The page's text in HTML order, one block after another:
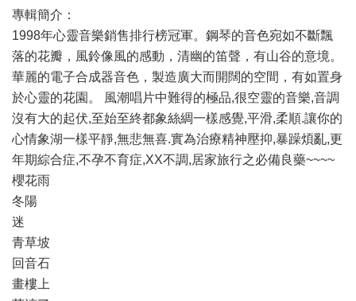
專輯簡介：
1998年心靈音樂銷售排行榜冠軍。鋼琴的音色宛如不斷飄
落的花瓣，風鈴像風的感動，清幽的笛聲，有山谷的意境。
華麗的電子合成器音色，製造廣大而開闊的空間，有如置身
於心靈的花園。 風潮唱片中難得的極品,很空靈的音樂,音調
沒有大的起伏,至始至終都象絲綢一樣感覺,平滑,柔順.讓你的
心情象湖一樣平靜,無悲無喜.實為治療精神壓抑,暴躁煩亂,更
年期綜合症,不孕不育症,XX不調,居家旅行之必備良藥~~~~
櫻花雨
冬陽
迷
青草坡
回音石
畫樓上